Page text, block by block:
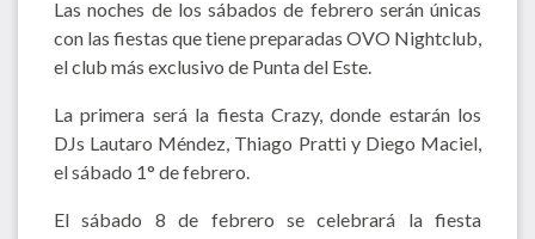
Las noches de los sábados de febrero serán únicas
con las fiestas que tiene preparadas OVO Nightclub,
el club más exclusivo de Punta del Este.
La primera será la fiesta Crazy, donde estarán los
DJs Lautaro Méndez, Thiago Pratti y Diego Maciel,
el sábado 1° de febrero.
El sábado 8 de febrero se celebrará la fiesta